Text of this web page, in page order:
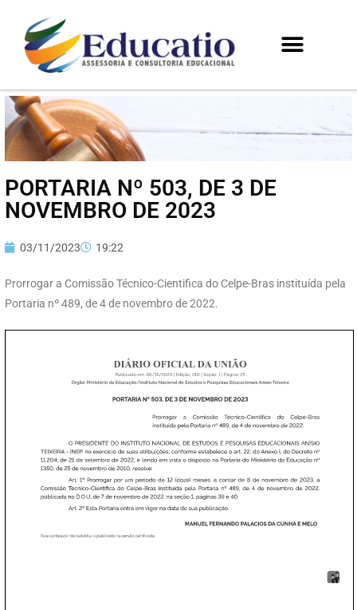
PORTARIA Nº 503, DE 3 DE
NOVEMBRO DE 2023
03/11/2023 19:22
Prorrogar a Comissão Técnico-Cientifica do Celpe-Bras instituída pela
Portaria nº 489, de 4 de novembro de 2022.